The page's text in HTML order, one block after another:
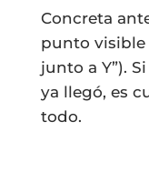
Concreta
punto visible
junto a Y”).
ya llegó, es
todo.